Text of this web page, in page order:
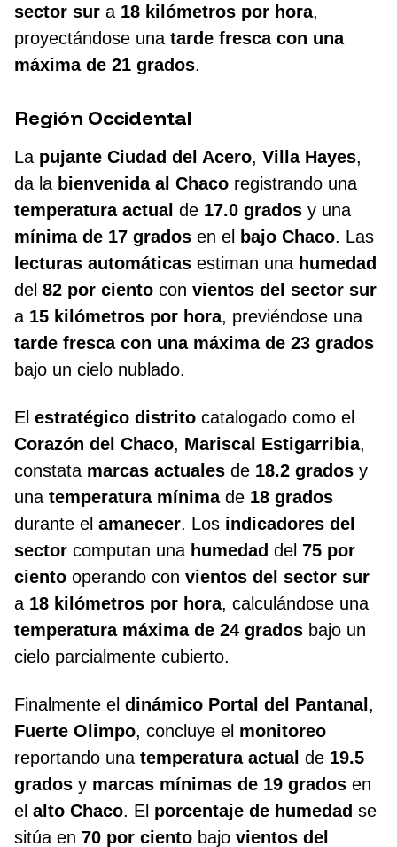
sector sur a 18 kilómetros por hora,
proyectándose una tarde fresca con una
máxima de 21 grados.
Región Occidental
La pujante Ciudad del Acero, Villa Hayes,
da la bienvenida al Chaco registrando una
temperatura actual de 17.0 grados y una
mínima de 17 grados en el bajo Chaco. Las
lecturas automáticas estiman una humedad
del 82 por ciento con vientos del sector sur
a 15 kilómetros por hora, previéndose una
tarde fresca con una máxima de 23 grados
bajo un cielo nublado.
El estratégico distrito catalogado como el
Corazón del Chaco, Mariscal Estigarribia,
constata marcas actuales de 18.2 grados y
una temperatura mínimade 18 grados
durante el amanecer. Los indicadores del
sector computan una humedad del 75 por
ciento operando con vientos del sector sur
a 18 kilómetros por hora, calculándose una
temperatura máxima de 24 grados bajo un
cielo parcialmente cubierto.
Finalmente el dinámico Portal del Pantanal ,
Fuerte Olimpo, concluye el monitoreo
reportando una temperatura actual de 19.5
grados y marcas mínimas de 19 grados en
el alto Chaco. El porcentaje de humedad se
sitúa en 70 por ciento bajo vientos del